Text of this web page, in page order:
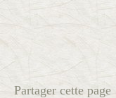
Partager cette page